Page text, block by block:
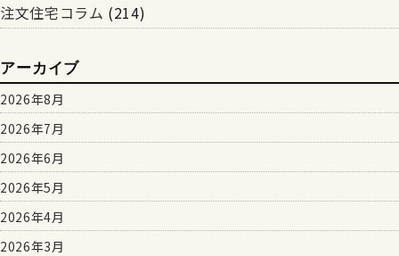
注文住宅コラム (214)
アーカイブ
2026年8月
2026年7月
2026年6月
2026年5月
2026年4月
2026年3月